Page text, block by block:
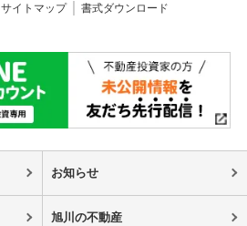
サイトマップ 書式ダウンロード
お知らせ
旭川の不動産